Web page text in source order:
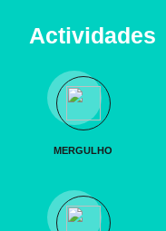
Actividades
MERGULHO